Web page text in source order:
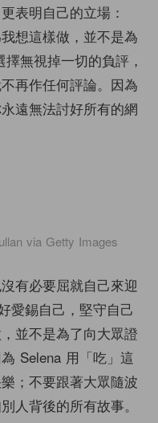
表明自己的立場：
想這樣做，並不是為
無視掉一切的負評，
再作任何評論。因為
遠無法討好所有的網
via Getty Images
有必要屈就自己來迎
愛錫自己，堅守自己
並不是為了向大眾證
Selena 用「吃」這
；不要跟著大眾隨波
人背後的所有故事。